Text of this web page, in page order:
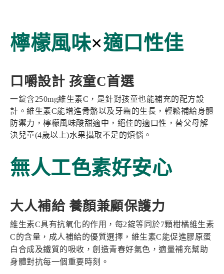
檸檬風味×適口性佳
口嚼設計 孩童C首選
一錠含250mg維生素C，是針對孩童也能補充的配方設
計。維生素C能增進骨骼以及牙齒的生長，輕鬆補給身體
防禦力，檸檬風味酸甜適中，絕佳的適口性，替父母解
決兒童(4歲以上)水果攝取不足的煩惱。
無人工色素好安心
大人補給 養顏兼顧保護力
維生素C具有抗氧化的作用，每2錠等同於7顆柑橘維生素
C的含量，成人補給的優質選擇，維生素C能促進膠原蛋
白合成及鐵質的吸收，創造青春好氣色，適量補充幫助
身體對抗每一個重要時刻。